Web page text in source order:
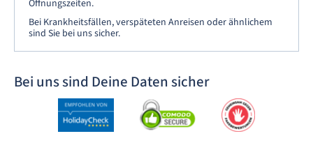
Öffnungszeiten.
Bei Krankheitsfällen, verspäteten Anreisen oder ähnlichem
sind Sie bei uns sicher.
Bei uns sind Deine Daten sicher